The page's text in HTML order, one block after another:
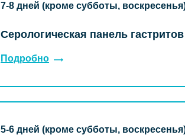
7-8 дней (кроме субботы,
Серологическая панель
Подробно
5-6 дней (кроме субботы,